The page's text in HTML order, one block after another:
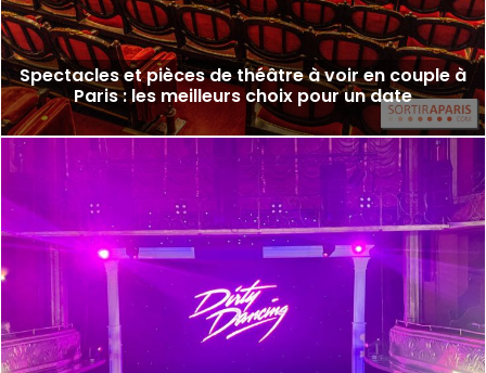
Spectacles et pièces de théâtre à voir en couple à
Paris : les meilleurs choix pour un date